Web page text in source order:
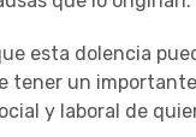
esta dolencia
tener un
y laboral de